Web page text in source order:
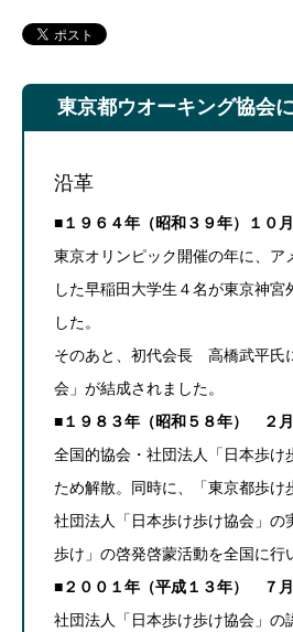
東京都ウオーキング協会
沿革
■１９６４年（昭和３９年）１０月
東京オリンピック開催の年に、ア
した早稲田大学生４名が東京神宮
した。
そのあと、初代会長 高橋武平氏
会」が結成されました。
■１９８３年（昭和５８年） ２月
全国的協会・社団法人「日本歩け
ため解散。同時に、「東京都歩け
社団法人「日本歩け歩け協会」の
歩け」の啓発啓蒙活動を全国に行
■２００１年（平成１３年） ７月
社団法人「日本歩け歩け協会」の